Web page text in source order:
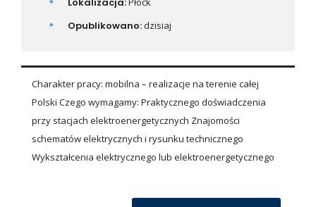
Opublikowano:dzisiaj
Charakter pracy: mobilna – realizacje na terenie całej
Polski Czego wymagamy: Praktycznego doświadczenia
przy stacjach elektroenergetycznych Znajomości
schematów elektrycznych i rysunku technicznego
Wykształcenia elektrycznego lub elektroenergetycznego